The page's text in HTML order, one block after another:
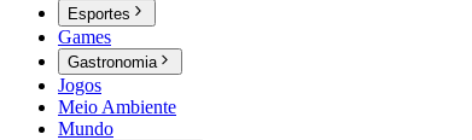
Esportes
Games
Gastronomia
Jogos
Meio Ambiente
Mundo